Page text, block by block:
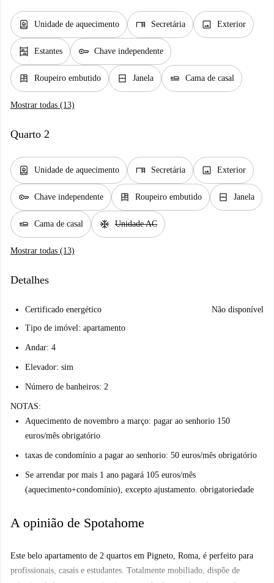
water_heater Unidade de aquecimento desk Secretária image Exterior
shelves Estantes key Chave independente
dresser Roupeiro embutido window_closed Janela airline_seat_flat Cama de casal
Mostrar todas (13)
Quarto 2
water_heater Unidade de aquecimento desk Secretária image Exterior
key Chave independente dresser Roupeiro embutido window_closed Janela
airline_seat_flat Cama de casal ac_unit Unidade AC
Mostrar todas (13)
Detalhes
Certificado energético
Não disponível
Tipo de imóvel: apartamento
Andar: 4
Elevador: sim
Número de banheiros: 2
NOTAS:
Aquecimento de novembro a março: pagar ao senhorio 150
euros/mês obrigatório
taxas de condomínio a pagar ao senhorio: 50 euros/mês obrigatório
Se arrendar por mais 1 ano pagará 105 euros/mês
(aquecimento+condomínio), excepto ajustamento. obrigatoriedade
A opinião de Spotahome
Este belo apartamento de 2 quartos em Pigneto, Roma, é perfeito para
profissionais, casais e estudantes. Totalmente mobiliado, dispõe de